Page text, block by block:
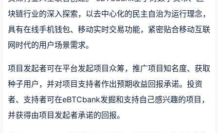
块链行业的深入探索，以去中心化的民主自治为运行理念，
具有在线手机钱包、移动实时交易功能，紧密贴合移动互联
网时代的用户场景需求。
项目发起者可在平台发起项目众筹，推广项目知名度、获取
种子用户，并对项目支持者作出预期收益回报承诺。投资
者、支持者可在eBTCbank发掘和支持自己感兴趣的项目，
并获得由项目发起者承诺的回报。